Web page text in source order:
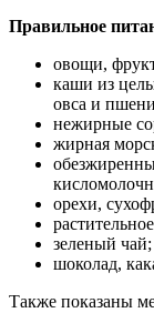
Правильное
овощи,
каши из
овса и
нежирные
жирная
орехи,
зеленый чай;
шоколад,
Также показаны